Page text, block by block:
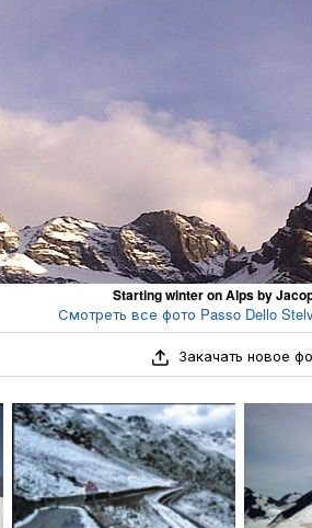
Starting winter on Alps by
Смотреть все фото Passo Dello
Закачать новое